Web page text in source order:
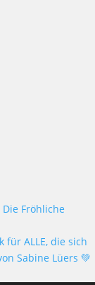
Fröhliche
für ALLE, die sich
Sabine Lüers 💚